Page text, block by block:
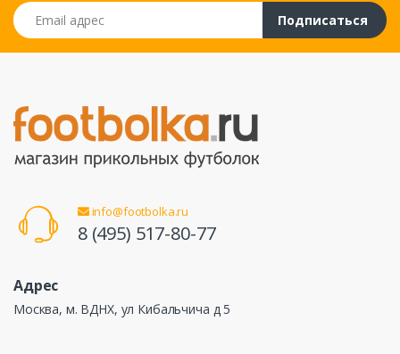
Email адрес
Подписаться
info@footbolka.ru
8 (495) 517-80-77
Адрес
Москва, м. ВДНХ, ул Кибальчича д 5